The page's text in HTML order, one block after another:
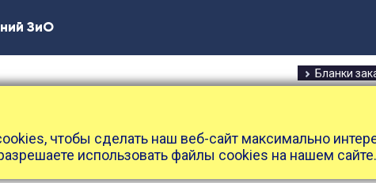
ЗиО
Бланки
чтобы сделать наш веб-сайт максимально
использовать файлы cookies на нашем сайте.